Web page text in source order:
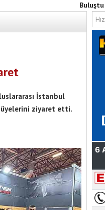
Buluştu
İstanbul
üyelerini ziyaret etti.